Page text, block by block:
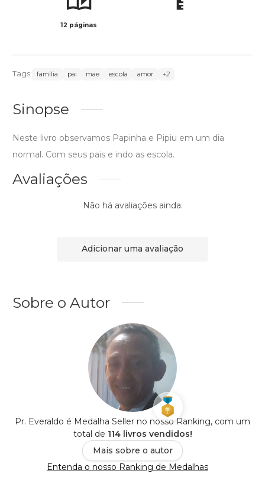
12 páginas
Tags: família pai mae escola amor +2
Sinopse
Neste livro observamos Papinha e Pipiu em um dia
normal. Com seus pais e indo as escola.
Avaliações
Não há avaliações ainda.
Adicionar uma avaliação
Sobre o Autor
Pr. Everaldo é Medalha Seller no nosso Ranking, com um
total de 114 livros vendidos!
Mais sobre o autor
Entenda o nosso Ranking de Medalhas